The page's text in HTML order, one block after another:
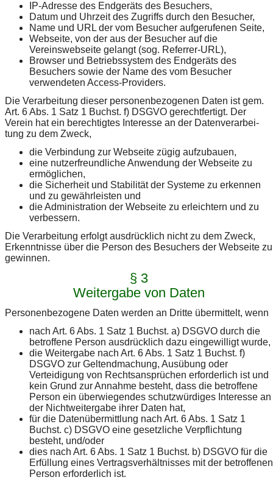
IP-Adresse des Endgeräts des Besuchers,
Datum und Uhrzeit des Zugriffs durch den Besucher,
Name und URL der vom Besucher aufgerufenen Seite,
Webseite, von der aus der Besucher auf die
Vereinswebseite gelangt (sog. Referrer-URL),
Browser und Betriebssystem des Endgeräts des
Besuchers sowie der Name des vom Besucher
verwendeten Access-Providers.
Die Verarbeitung dieser personenbezogenen Daten ist gem.
Art. 6 Abs. 1 Satz 1 Buchst. f) DSGVO gerechtfertigt. Der
Verein hat ein berechtigtes Interesse an der Datenverarbei-
tung zu dem Zweck,
die Verbindung zur Webseite zügig aufzubauen,
eine nutzerfreundliche Anwendung der Webseite zu
ermöglichen,
die Sicherheit und Stabilität der Systeme zu erkennen
und zu gewährleisten und
die Administration der Webseite zu erleichtern und zu
verbessern.
Die Verarbeitung erfolgt ausdrücklich nicht zu dem Zweck,
Erkenntnisse über die Person des Besuchers der Webseite zu
gewinnen.
§ 3
Weitergabe von Daten
Personenbezogene Daten werden an Dritte übermittelt, wenn
nach Art. 6 Abs. 1 Satz 1 Buchst. a) DSGVO durch die
betroffene Person ausdrücklich dazu eingewilligt wurde,
die Weitergabe nach Art. 6 Abs. 1 Satz 1 Buchst. f)
DSGVO zur Geltendmachung, Ausübung oder
Verteidigung von Rechtsansprüchen erforderlich ist und
kein Grund zur Annahme besteht, dass die betroffene
Person ein überwiegendes schutzwürdiges Interesse an
der Nichtweitergabe ihrer Daten hat,
für die Datenübermittlung nach Art. 6 Abs. 1 Satz 1
Buchst. c) DSGVO eine gesetzliche Verpflichtung
besteht, und/oder
dies nach Art. 6 Abs. 1 Satz 1 Buchst. b) DSGVO für die
Erfüllung eines Vertragsverhältnisses mit der betroffenen
Person erforderlich ist.